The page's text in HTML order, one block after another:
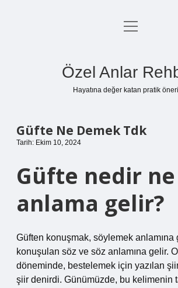
Anasayfa
menüyü
Özel Anlar
Hayatına değer katan pratik
Güfte Ne Demek Tdk
Tarih: Ekim 10, 2024
Güfte nedir ne
anlama gelir?
Güften konuşmak, söylemek anlamına
konuşulan söz ve söz anlamına gelir.
döneminde, bestelemek için yazılan
şiir denirdi. Günümüzde, bu kelimenin